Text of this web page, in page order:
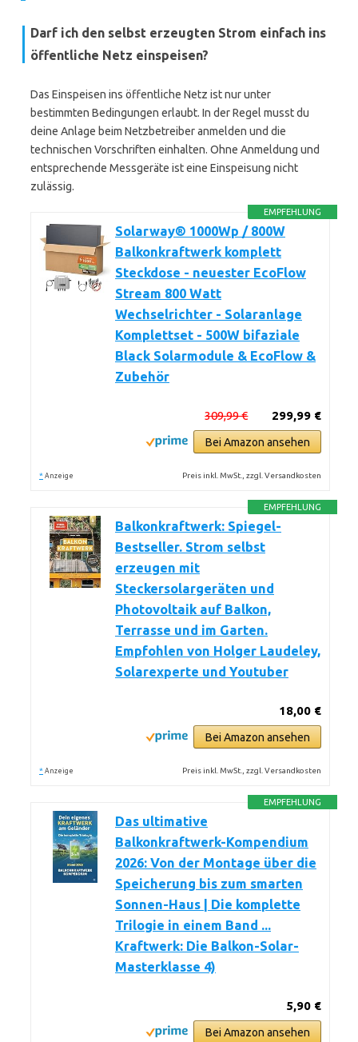
Darf ich den selbst erzeugten Strom einfach ins
öffentliche Netz einspeisen?
Das Einspeisen ins öffentliche Netz ist nur unter
bestimmten Bedingungen erlaubt. In der Regel musst du
deine Anlage beim Netzbetreiber anmelden und die
technischen Vorschriften einhalten. Ohne Anmeldung und
entsprechende Messgeräte ist eine Einspeisung nicht
zulässig.
EMPFEHLUNG
Solarway® 1000Wp / 800W
Balkonkraftwerk komplett
Steckdose - neuester EcoFlow
Stream 800 Watt
Wechselrichter - Solaranlage
Komplettset - 500W bifaziale
Black Solarmodule & EcoFlow &
Zubehör
299,99 €
309,99 €
Bei Amazon ansehen
* Anzeige Preis inkl. MwSt., zzgl. Versandkosten
EMPFEHLUNG
Balkonkraftwerk: Spiegel-
Bestseller. Strom selbst
erzeugen mit
Steckersolargeräten und
Photovoltaik auf Balkon,
Terrasse und im Garten.
Empfohlen von Holger Laudeley,
Solarexperte und Youtuber
18,00 €
Bei Amazon ansehen
* Anzeige Preis inkl. MwSt., zzgl. Versandkosten
EMPFEHLUNG
Das ultimative
Balkonkraftwerk-Kompendium
2026: Von der Montage über die
Speicherung bis zum smarten
Sonnen-Haus | Die komplette
Trilogie in einem Band ...
Kraftwerk: Die Balkon-Solar-
Masterklasse 4)
5,90 €
Bei Amazon ansehen